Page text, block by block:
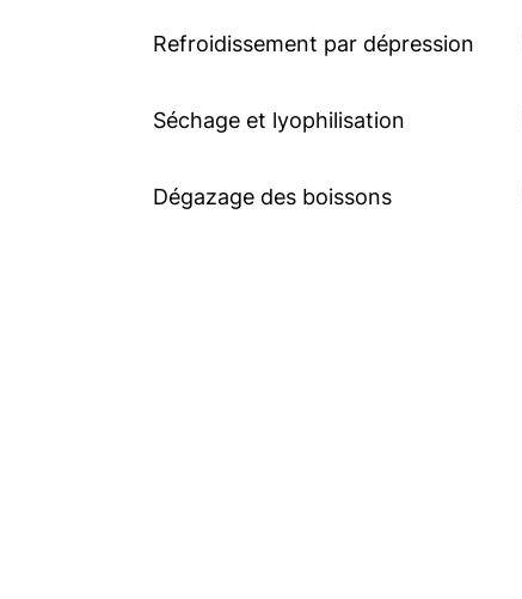
Refroidissement par dépression
Séchage et lyophilisation
Dégazage des boissons